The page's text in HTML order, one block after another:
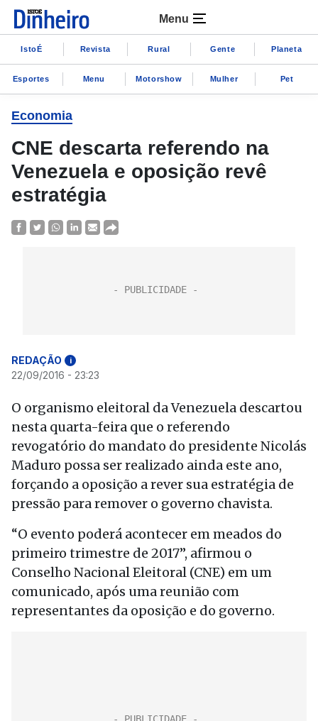
Menu
IstoÉ Revista Rural Gente Planeta
Esportes Menu Motorshow Mulher Pet
Economia
CNE descarta referendo na
Venezuela e oposição revê
estratégia
REDAÇÃO i
22/09/2016 - 23:23
O organismo eleitoral da Venezuela descartou
nesta quarta-feira que o referendo
revogatório do mandato do presidente Nicolás
Maduro possa ser realizado ainda este ano,
forçando a oposição a rever sua estratégia de
pressão para remover o governo chavista.
“O evento poderá acontecer em meados do
primeiro trimestre de 2017”, afirmou o
Conselho Nacional Eleitoral (CNE) em um
comunicado, após uma reunião com
representantes da oposição e do governo.